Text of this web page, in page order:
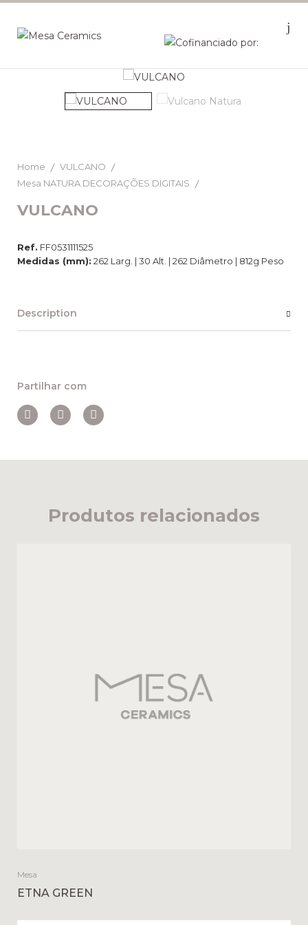
Home
VULCANO
Mesa NATURA DECORAÇÕES DIGITAIS
VULCANO
Ref. FF0531111525
Medidas (mm): 262 Larg. | 30 Alt. | 262 Diâmetro | 812g Peso
Description
Partilhar com
Produtos relacionados
Mesa
ETNA GREEN